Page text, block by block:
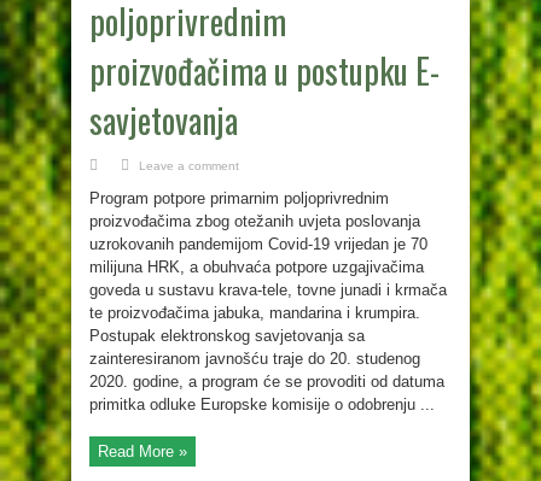
poljoprivrednim
proizvođačima u postupku E-
savjetovanja
Leave a comment
Program potpore primarnim poljoprivrednim
proizvođačima zbog otežanih uvjeta poslovanja
uzrokovanih pandemijom Covid-19 vrijedan je 70
milijuna HRK, a obuhvaća potpore uzgajivačima
goveda u sustavu krava-tele, tovne junadi i krmača
te proizvođačima jabuka, mandarina i krumpira.
Postupak elektronskog savjetovanja sa
zainteresiranom javnošću traje do 20. studenog
2020. godine, a program će se provoditi od datuma
primitka odluke Europske komisije o odobrenju ...
Read More »